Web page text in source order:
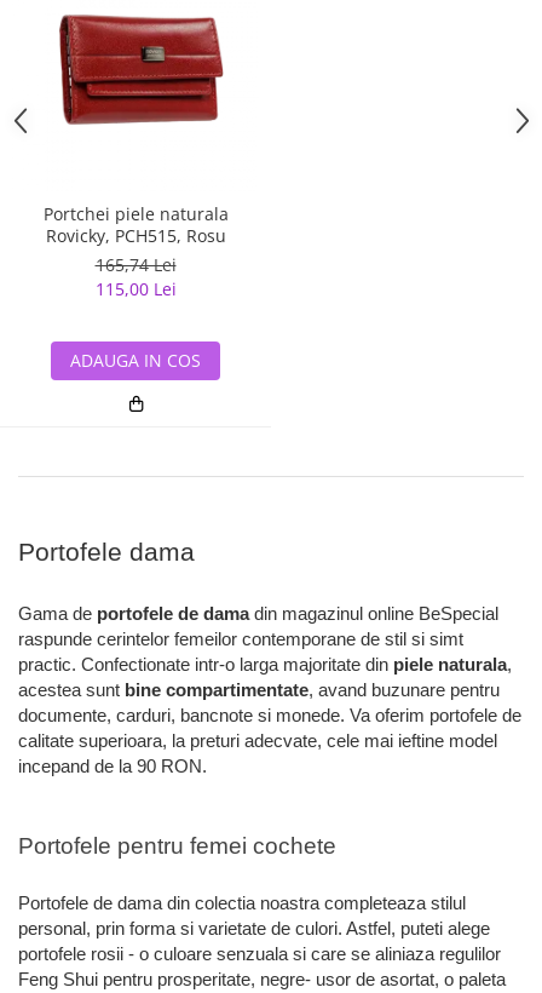
Portchei piele naturala
Rovicky, PCH515, Rosu
165,74 Lei
115,00 Lei
ADAUGA IN COS
Portofele dama
Gama de portofele de damadin magazinul online BeSpecial
raspunde cerintelor femeilor contemporane de stil si simt
practic. Confectionate intr-o larga majoritate din piele naturala,
acestea sunt bine compartimentate, avand buzunare pentru
documente, carduri, bancnote si monede. Va oferim portofele de
calitate superioara, la preturi adecvate, cele mai ieftine model
incepand de la 90 RON.
Portofele pentru femei cochete
Portofele de dama din colectia noastra completeaza stilul
personal, prin forma si varietate de culori. Astfel, puteti alege
portofele rosii - o culoare senzuala si care se aliniaza regulilor
Feng Shui pentru prosperitate, negre- usor de asortat, o paleta